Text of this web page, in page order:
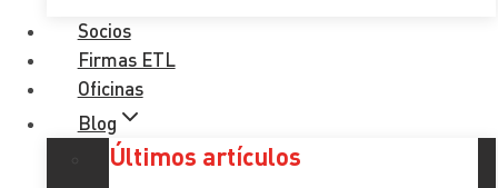
Socios
Firmas ETL
Oficinas
Blog
Últimos artículos
socios deETL & AOB AUDITORES
“La integración de ARCOASA representa un paso clave en
nuestra estrategia de crecimiento en Madrid. Estamos
entusiasmados de unir fuerzas con los profesionales
liderados por Manuel y Luis, que cuenta con un equipo